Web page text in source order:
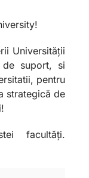
Universității
de suport, si
pentru
strategică de
facultăți.